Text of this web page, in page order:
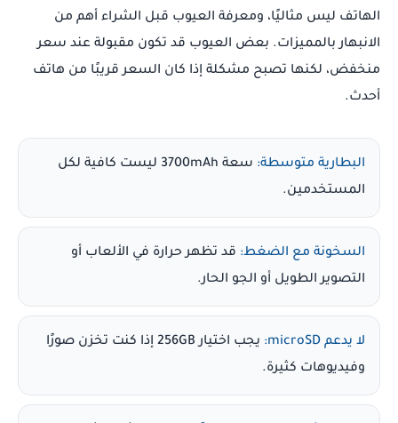
الهاتف ليس مثاليًا، ومعرفة العيوب قبل الشراء أهم من
الانبهار بالمميزات. بعض العيوب قد تكون مقبولة عند سعر
منخفض، لكنها تصبح مشكلة إذا كان السعر قريبًا من هاتف
أحدث.
البطارية متوسطة:
سعة 3700mAh ليست كافية لكل
المستخدمين.
السخونة مع الضغط: قد تظهر حرارة في الألعاب أو
التصوير الطويل أو الجو الحار.
لا يدعم microSD:
يجب اختيار 256GB إذا كنت تخزن صورًا
وفيديوهات كثيرة.